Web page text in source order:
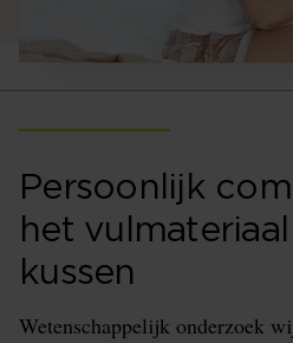
Persoonlijk
het
kussen
Wetenschappelijk onderzoek